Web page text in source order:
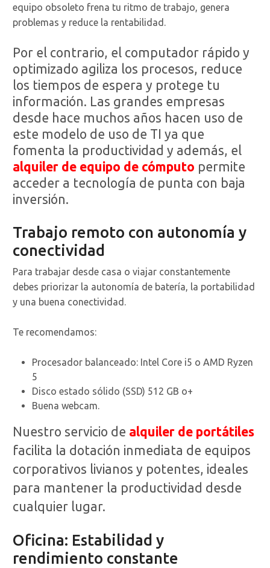
equipo obsoleto frena tu ritmo de trabajo, genera
problemas y reduce la rentabilidad.
Por el contrario, el computador rápido y
optimizado agiliza los procesos, reduce
los tiempos de espera y protege tu
información. Las grandes empresas
desde hace muchos años hacen uso de
este modelo de uso de TI ya que
fomenta la productividad y además, el
alquiler de equipo de cómputo permite
acceder a tecnología de punta con baja
inversión.
Trabajo remoto con autonomía y
conectividad
Para trabajar desde casa o viajar constantemente
debes priorizar la autonomía de batería, la portabilidad
y una buena conectividad.
Te recomendamos:
Procesador balanceado: Intel Core i5 o AMD Ryzen
5
Disco estado sólido (SSD) 512 GB o+
Buena webcam.
Nuestro servicio de alquiler de portátiles
facilita la dotación inmediata de equipos
corporativos livianos y potentes, ideales
para mantener la productividad desde
cualquier lugar.
Oficina: Estabilidad y
rendimiento constante